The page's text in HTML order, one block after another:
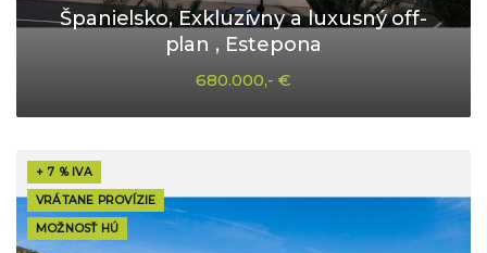
Španielsko, Exkluzívny a luxusný off-
plan , Estepona
680.000,- €
+ 7 % IVA
VRÁTANE PROVÍZIE
MOŽNOSŤ HÚ